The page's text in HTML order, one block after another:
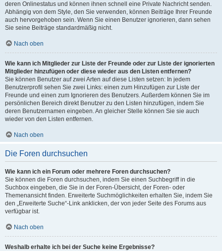
deren Onlinestatus und können ihnen schnell eine Private Nachricht senden.
Abhängig von dem Style, den Sie verwenden, können Beiträge Ihrer Freunde
auch hervorgehoben sein. Wenn Sie einen Benutzer ignorieren, dann sehen
Sie seine Beiträge standardmäßig nicht.
Nach oben
Wie kann ich Mitglieder zur Liste der Freunde oder zur Liste der ignorierten
Mitglieder hinzufügen oder diese wieder aus den Listen entfernen?
Sie können Benutzer auf zwei Arten auf diese Listen setzen: In jedem
Benutzerprofil sehen Sie zwei Links: einen zum Hinzufügen zur Liste der
Freunde und einen zum Ignorieren des Benutzers. Außerdem können Sie im
persönlichen Bereich direkt Benutzer zu den Listen hinzufügen, indem Sie
deren Benutzernamen eingeben. An gleicher Stelle können Sie sie auch
wieder von den Listen entfernen.
Nach oben
Die Foren durchsuchen
Wie kann ich ein Forum oder mehrere Foren durchsuchen?
Sie können die Foren durchsuchen, indem Sie einen Suchbegriff in die
Suchbox eingeben, die Sie in der Foren-Übersicht, der Foren- oder
Themenansicht finden. Erweiterte Suchmöglichkeiten erhalten Sie, indem Sie
den „Erweiterte Suche“-Link anklicken, der von jeder Seite des Forums aus
verfügbar ist.
Nach oben
Weshalb erhalte ich bei der Suche keine Ergebnisse?